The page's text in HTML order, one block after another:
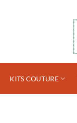
KITS COUTURE